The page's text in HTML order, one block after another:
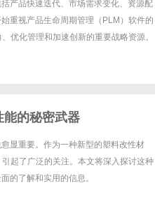
产品快速迭代、市场需求变化、资源配
重视产品生命周期管理（PLM）软件的
优化管理和加速创新的重要战略资源。
能的秘密武器
显重要。作为一种新型的塑料改性材
起了广泛的关注。本文将深入探讨这种
的了解和实用的信息。